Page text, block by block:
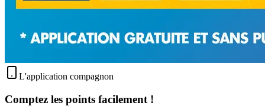
L'application compagnon
Comptez les points facilement !